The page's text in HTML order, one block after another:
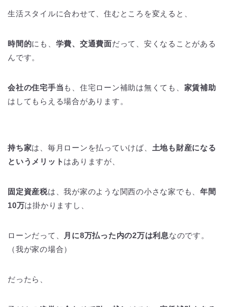
生活スタイルに合わせて、住むところを変えると、
時間的にも、 学費、交通費面だって、安くなることがある
んです。
会社の住宅手当 も、住宅ローン補助は無くても、 家賃補助
はしてもらえる場合があります。
持ち家は、毎月ローンを払っていけば、 土地も財産になる
というメリット はありますが、
固定資産税は、我が家のような関西の小さな家でも、年間
10万は掛かりますし、
ローンだって、 月に8万払った内の2万は利息なのです。
（我が家の場合）
だったら、